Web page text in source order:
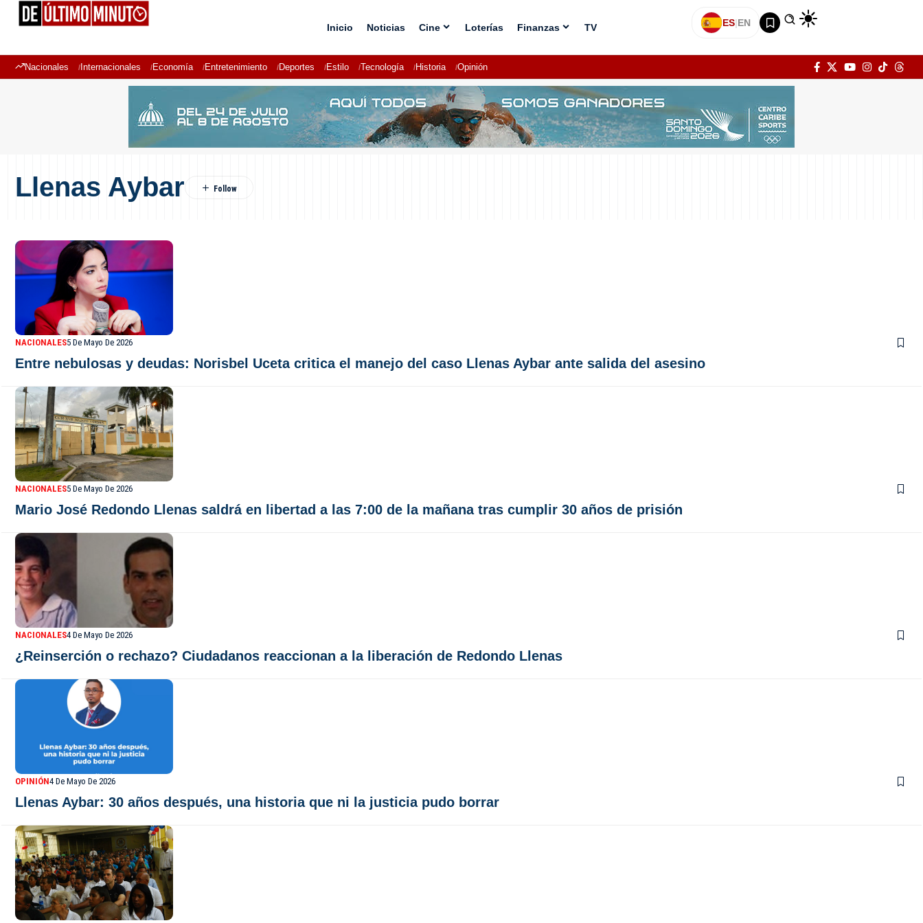
Inicio Noticias Cine Loterías Finanzas TV ES|EN
Nacionales Internacionales Economía Entretenimiento Deportes Estilo Tecnología Historia Opinión
Llenas Aybar
NACIONALES5 De Mayo De 2026
Entre nebulosas y deudas: Norisbel Uceta critica el manejo del caso Llenas Aybar ante salida del asesino
NACIONALES5 De Mayo De 2026
Mario José Redondo Llenas saldrá en libertad a las 7:00 de la mañana tras cumplir 30 años de prisión
NACIONALES4 De Mayo De 2026
¿Reinserción o rechazo? Ciudadanos reaccionan a la liberación de Redondo Llenas
OPINIÓN4 De Mayo De 2026
Llenas Aybar: 30 años después, una historia que ni la justicia pudo borrar